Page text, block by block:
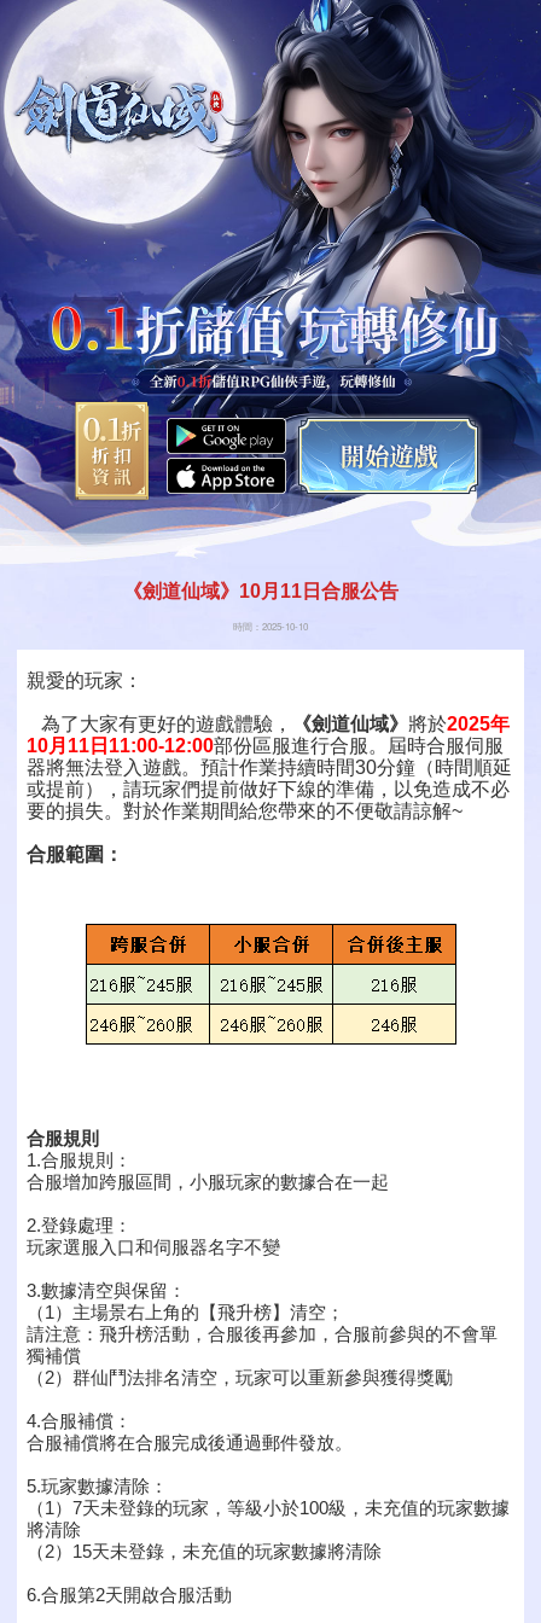
《劍道仙域》10月11日合服公告
時間：2025-10-10
親愛的玩家：
為了大家有更好的遊戲體驗， 《劍道仙域》 將於2025年
10月11日11:00-12:00部份區服進行合服。屆時合服伺服
器將無法登入遊戲。預計作業持續時間30分鐘（時間順延
或提前），請玩家們提前做好下線的準備，以免造成不必
要的損失。對於作業期間給您帶來的不便敬請諒解~
合服範圍：
合服規則
1.合服規則：
合服增加跨服區間，小服玩家的數據合在一起
2.登錄處理：
玩家選服入口和伺服器名字不變
3.數據清空與保留：
（1）主場景右上角的【飛升榜】清空；
請注意：飛升榜活動，合服後再參加，合服前參與的不會單
獨補償
（2）群仙鬥法排名清空，玩家可以重新參與獲得獎勵
4.合服補償：
合服補償將在合服完成後通過郵件發放。
5.玩家數據清除：
（1）7天未登錄的玩家，等級小於100級，未充值的玩家數據
將清除
（2）15天未登錄，未充值的玩家數據將清除
6.合服第2天開啟合服活動